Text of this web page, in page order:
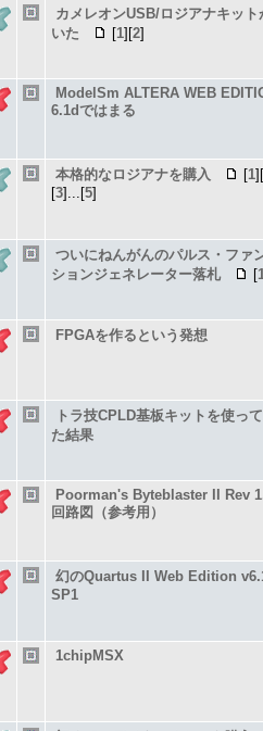
カメレオンUSB/ロジアナキット
いた
[1][2]
ModelSm ALTERA WEB
6.1dではまる
本格的なロジアナを購入 [1][
[3]...[5]
ついにねんがんのパルス・ファ
ションジェネレーター落札
[
FPGAを作るという発想
トラ技CPLD基板キットを使っ
た結果
Poorman's Byteblaster II Rev
回路図（参考用）
幻のQuartus II Web Edition
SP1
1chipMSX